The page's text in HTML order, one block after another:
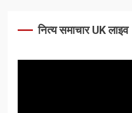
नित्य समाचार UK लाइव